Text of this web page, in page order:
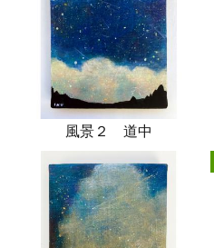
風景２ 道中